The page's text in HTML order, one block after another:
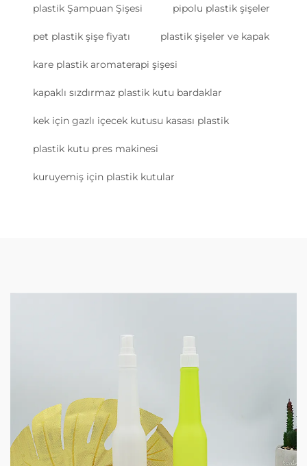
plastik Şampuan Şişesi pipolu plastik şişeler
pet plastik şişe fiyatı plastik şişeler ve kapak
kare plastik aromaterapi şişesi
kapaklı sızdırmaz plastik kutu bardaklar
kek için gazlı içecek kutusu kasası plastik
plastik kutu pres makinesi
kuruyemiş için plastik kutular